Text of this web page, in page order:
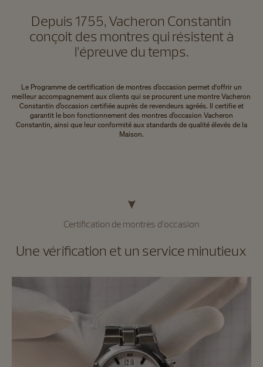
Depuis 1755, Vacheron Constantin
conçoit des montres qui résistent à
l’épreuve du temps.
Le Programme de certification de montres d’occasion permet d'offrir un
meilleur accompagnement aux clients qui se procurent une montre Vacheron
Constantin d’occasion certifiée auprès de revendeurs agréés. Il certifie et
garantit le bon fonctionnement des montres d’occasion Vacheron
Constantin, ainsi que leur conformité aux standards de qualité élevés de la
Maison.
Certification de montres d’occasion
Une vérification et un service minutieux